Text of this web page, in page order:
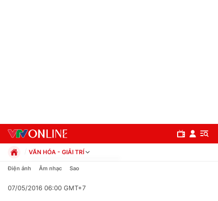
VĂN HÓA - GIẢI TRÍ
Chính trị
Pháp luật
Điện ảnh Âm nhạc Sao
07/05/2016 06:00 GMT+7